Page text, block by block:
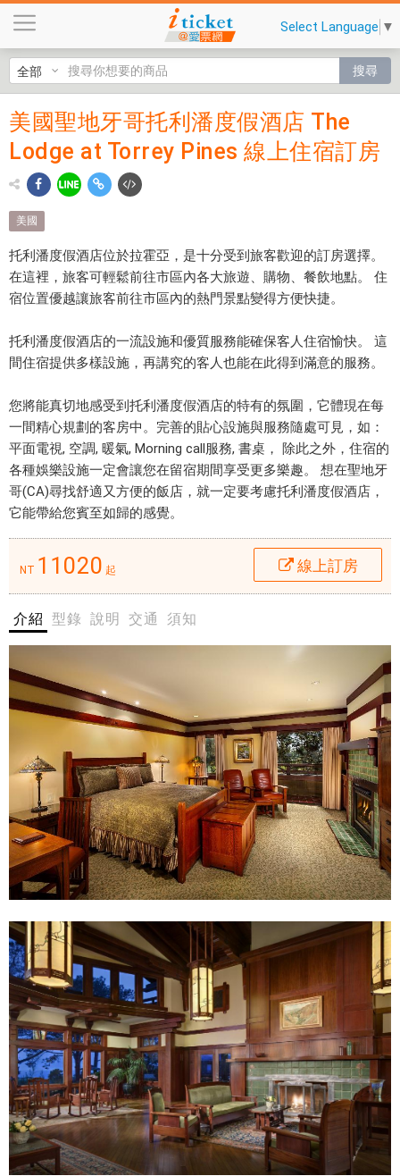
聖
地
哥
托
酒
店
T
e
L
d
g
e
a
t
e
s
線
上
住
宿
訂
房
$
1
1
Select Language ▼
搜尋
美國
聖地
牙哥
托利
潘度
假酒
The
at
Torrey
Pines
線上
住宿
訂房
托
潘
酒
位
於
拉
霍
亞
，
是
十
分
受
到
旅
客
歡
迎
的
訂
美國聖地牙哥托利潘度假酒店 The
Lodge at Torrey Pines 線上住宿訂房
美國
托利潘度假酒店位於拉霍亞，是十分受到旅客歡迎的訂房選擇。
在這裡，旅客可輕鬆前往市區內各大旅遊、購物、餐飲地點。 住
宿位置優越讓旅客前往市區內的熱門景點變得方便快捷。
托利潘度假酒店的一流設施和優質服務能確保客人住宿愉快。 這
間住宿提供多樣設施，再講究的客人也能在此得到滿意的服務。
您將能真切地感受到托利潘度假酒店的特有的氛圍，它體現在每
一間精心規劃的客房中。完善的貼心設施與服務隨處可見，如：
平面電視, 空調, 暖氣, Morning call服務, 書桌， 除此之外，住宿的
各種娛樂設施一定會讓您在留宿期間享受更多樂趣。 想在聖地牙
哥(CA)尋找舒適又方便的飯店，就一定要考慮托利潘度假酒店，
它能帶給您賓至如歸的感覺。
NT 11020 起 線上訂房
介紹 型錄 說明 交通 須知